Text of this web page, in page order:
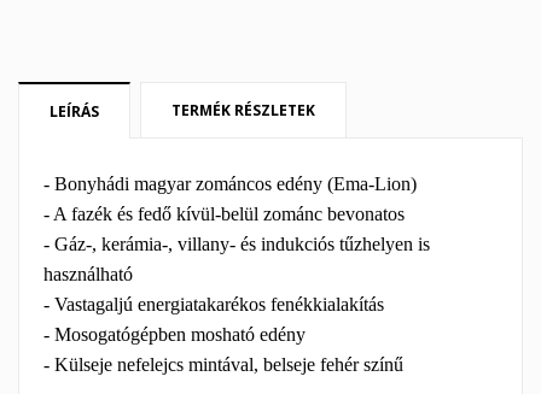
LEÍRÁS TERMÉK RÉSZLETEK
- Bonyhádi magyar zománcos edény (Ema-Lion)
- A fazék és fedő kívül-belül zománc bevonatos
- Gáz-, kerámia-, villany- és indukciós tűzhelyen is
használható
- Vastagaljú energiatakarékos fenékkialakítás
- Mosogatógépben mosható edény
- Külseje nefelejcs mintával, belseje fehér színű